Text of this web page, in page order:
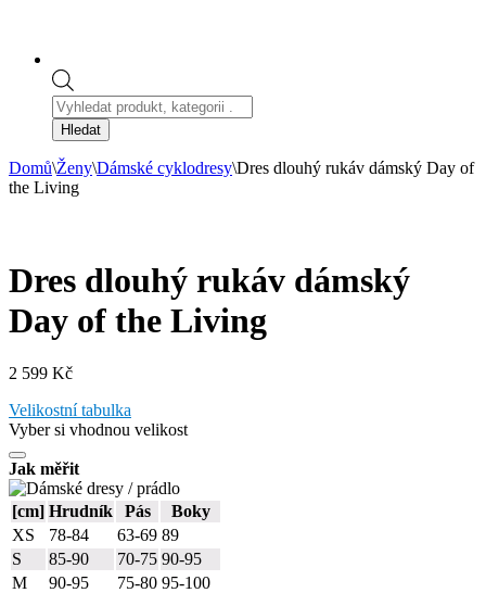
Products
search
Hledat
Domů\Ženy\Dámské cyklodresy\Dres dlouhý rukáv dámský Day of
the Living
Dres dlouhý rukáv dámský
Day of the Living
2 599 Kč
Velikostní tabulka
Vyber si vhodnou velikost
Jak měřit
[cm] Hrudník Pás
Boky
XS
78-84 63-69 89
S
85-90 70-75 90-95
M
90-95 75-80 95-100